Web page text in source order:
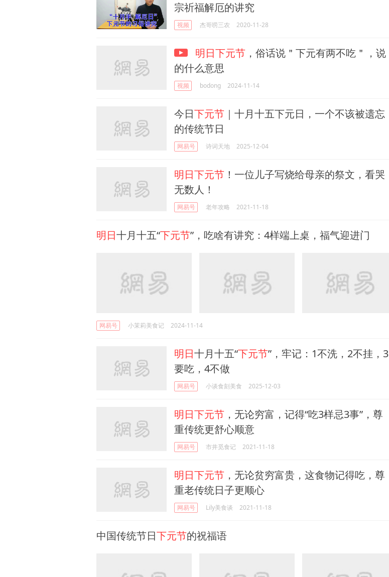
宗祈福解厄的讲究
视频 杰哥唠三农 2020-11-28
明日下元节 ，俗话说＂下元有两不吃＂，说
的什么意思
视频 bodong 2024-11-14
今日下元节 ｜十月十五下元日，一个不该被遗忘
的传统节日
网易号 诗词天地 2025-12-04
明日下元节 ！一位儿子写烧给母亲的祭文，看哭
无数人！
网易号 老年攻略 2021-11-18
明日十月十五“下元节”，吃啥有讲究：4样端上桌，福气迎进门
网易号 小茉莉美食记 2024-11-14
明日十月十五“下元节”，牢记：1不洗，2不挂，3
要吃，4不做
网易号 小谈食刻美食 2025-12-03
明日下元节 ，无论穷富，记得“吃3样忌3事”，尊
重传统更舒心顺意
网易号 市井觅食记 2021-11-18
明日下元节 ，无论贫穷富贵，这食物记得吃，尊
重老传统日子更顺心
网易号 Lily美食谈 2021-11-18
中国传统节日下元节的祝福语